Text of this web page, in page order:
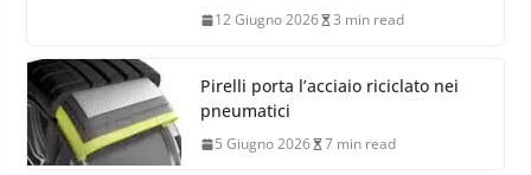
12 Giugno 2026 3 min read
Pirelli porta l’acciaio riciclato nei
pneumatici
5 Giugno 2026 7 min read